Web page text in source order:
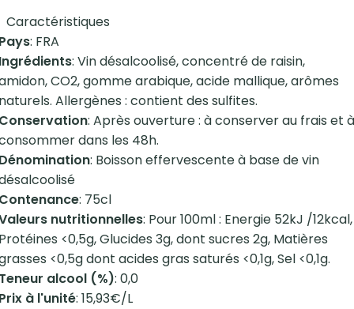
Caractéristiques
: FRA
: Vin désalcoolisé, concentré de raisin,
CO2, gomme arabique, acide mallique, arômes
Allergènes : contient des sulfites.
: Après ouverture : à conserver au frais et à
dans les 48h.
: Boisson effervescente à base de vin
: 75cl
nutritionnelles: Pour 100ml : Energie 52kJ /12kcal,
<0,5g, Glucides 3g, dont sucres 2g, Matières
<0,5g dont acides gras saturés <0,1g, Sel <0,1g.
alcool (%): 0,0
à l'unité: 15,93€/L